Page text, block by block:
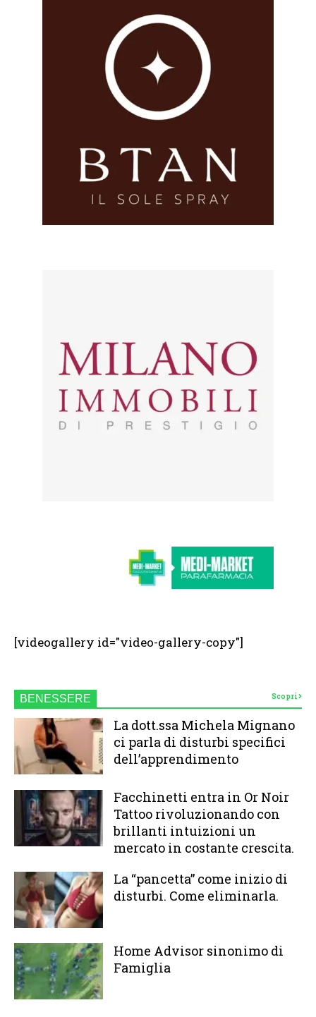
[videogallery id="video-gallery-copy"]
BENESSERE Scopri
La dott.ssa Michela Mignano
ci parla di disturbi specifici
dell’apprendimento
Facchinetti entra in Or Noir
Tattoo rivoluzionando con
brillanti intuizioni un
mercato in costante crescita.
La “pancetta” come inizio di
disturbi. Come eliminarla.
Home Advisor sinonimo di
Famiglia